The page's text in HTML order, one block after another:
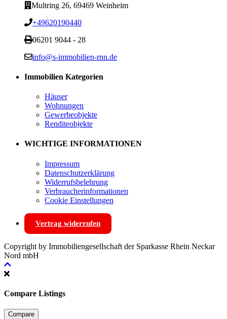
Multring 26, 69469 Weinheim
+49620190440
06201 9044 - 28
info@s-immobilien-rnn.de
Immobilien Kategorien
Häuser
Wohnungen
Gewerbeobjekte
Renditeobjekte
WICHTIGE INFORMATIONEN
Impressum
Datenschutzerklärung
Widerrufsbelehrung
Verbraucherinformationen
Cookie Einstellungen
Vertrag widerrufen
Copyright by Immobiliengesellschaft der Sparkasse Rhein Neckar
Nord mbH
Compare Listings
Compare